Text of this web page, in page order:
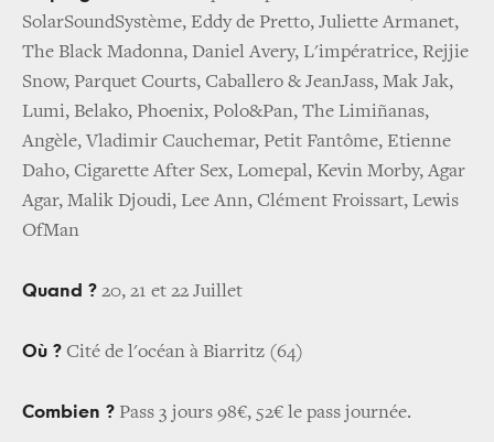
SolarSoundSystème, Eddy de Pretto, Juliette Armanet,
The Black Madonna, Daniel Avery, L'impératrice, Rejjie
Snow, Parquet Courts, Caballero & JeanJass, Mak Jak,
Lumi, Belako, Phoenix, Polo&Pan, The Limiñanas,
Angèle, Vladimir Cauchemar, Petit Fantôme, Etienne
Daho, Cigarette After Sex, Lomepal, Kevin Morby, Agar
Agar, Malik Djoudi, Lee Ann, Clément Froissart, Lewis
OfMan
Quand ? 20, 21 et 22 Juillet
Où ? Cité de l'océan à Biarritz (64)
Combien ? Pass 3 jours 98€, 52€ le pass journée.